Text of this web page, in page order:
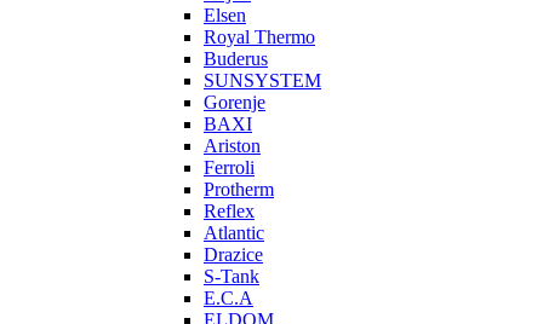
Elsen
Royal Thermo
Buderus
SUNSYSTEM
Gorenje
BAXI
Ariston
Ferroli
Protherm
Reflex
Atlantic
Drazice
S-Tank
E.C.A
ELDOM